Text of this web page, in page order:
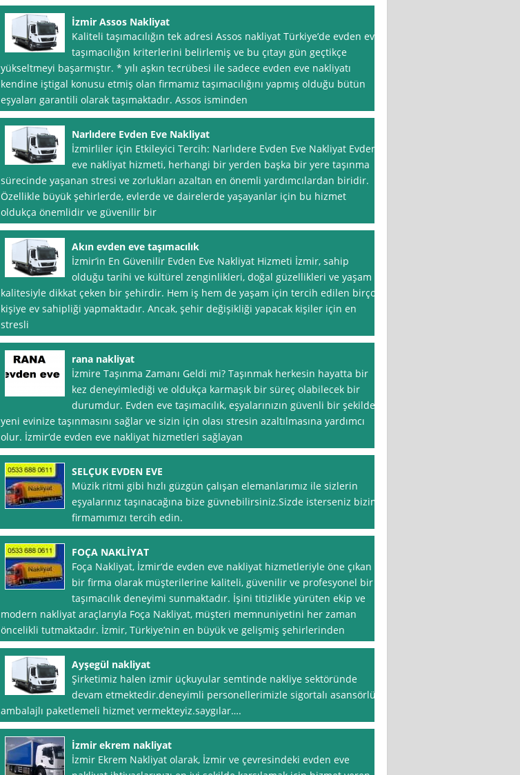
İzmir Assos Nakliyat
Kaliteli taşımacılığın tek adresi Assos nakliyat Türkiye’de evden eve
taşımacılığın kriterlerini belirlemiş ve bu çıtayı gün geçtikçe
yükseltmeyi başarmıştır. * yılı aşkın tecrübesi ile sadece evden eve nakliyatı
kendine iştigal konusu etmiş olan firmamız taşımacılığını yapmış olduğu bütün
eşyaları garantili olarak taşımaktadır. Assos isminden
Narlıdere Evden Eve Nakliyat
İzmirliler için Etkileyici Tercih: Narlıdere Evden Eve Nakliyat Evden
eve nakliyat hizmeti, herhangi bir yerden başka bir yere taşınma
sürecinde yaşanan stresi ve zorlukları azaltan en önemli yardımcılardan biridir.
Özellikle büyük şehirlerde, evlerde ve dairelerde yaşayanlar için bu hizmet
oldukça önemlidir ve güvenilir bir
Akın evden eve taşımacılık
İzmir‘in En Güvenilir Evden Eve Nakliyat Hizmeti İzmir, sahip
olduğu tarihi ve kültürel zenginlikleri, doğal güzellikleri ve yaşam
kalitesiyle dikkat çeken bir şehirdir. Hem iş hem de yaşam için tercih edilen birçok
kişiye ev sahipliği yapmaktadır. Ancak, şehir değişikliği yapacak kişiler için en
stresli
rana nakliyat
İzmire Taşınma Zamanı Geldi mi? Taşınmak herkesin hayatta bir
kez deneyimlediği ve oldukça karmaşık bir süreç olabilecek bir
durumdur. Evden eve taşımacılık, eşyalarınızın güvenli bir şekilde
yeni evinize taşınmasını sağlar ve sizin için olası stresin azaltılmasına yardımcı
olur. İzmir‘de evden eve nakliyat hizmetleri sağlayan
SELÇUK EVDEN EVE
Müzik ritmi gibi hızlı güzgün çalışan elemanlarımız ile sizlerin
eşyalarınız taşınacağına bize güvnebilirsiniz.Sizde isterseniz bizim
firmamımızı tercih edin.
FOÇA NAKLİYAT
Foça Nakliyat, İzmir‘de evden eve nakliyat hizmetleriyle öne çıkan
bir firma olarak müşterilerine kaliteli, güvenilir ve profesyonel bir
taşımacılık deneyimi sunmaktadır. İşini titizlikle yürüten ekip ve
modern nakliyat araçlarıyla Foça Nakliyat, müşteri memnuniyetini her zaman
öncelikli tutmaktadır. İzmir, Türkiye’nin en büyük ve gelişmiş şehirlerinden
Ayşegül nakliyat
Şirketimiz halen izmir üçkuyular semtinde nakliye sektöründe
devam etmektedir.deneyimli personellerimizle sigortalı asansörlü
ambalajlı paketlemeli hizmet vermekteyiz.saygılar….
İzmir ekrem nakliyat
İzmir Ekrem Nakliyat olarak, İzmir ve çevresindeki evden eve